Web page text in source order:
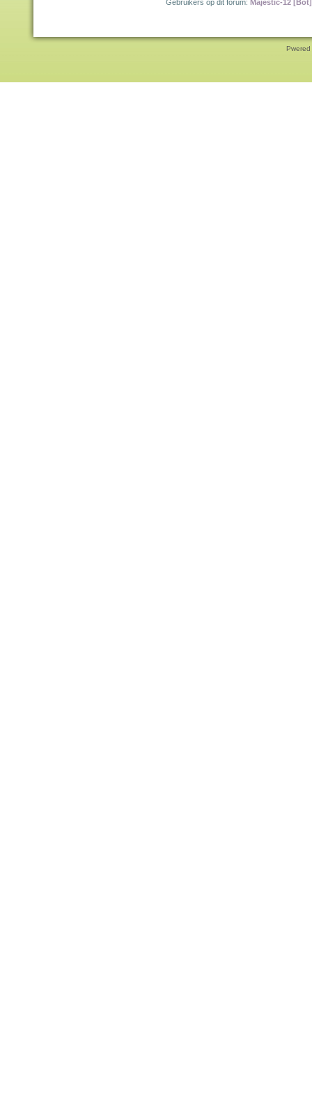
Gebruikers op dit forum: Majestic-12 [Bot]